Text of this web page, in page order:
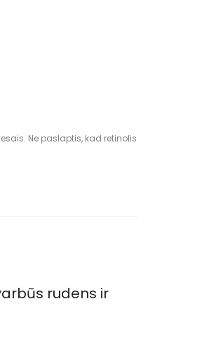
Ne paslaptis, kad retinolis
rudens ir